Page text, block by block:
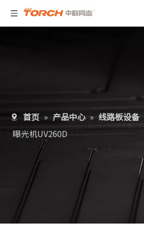
首页 » 产品中心 » 线路板设备
曝光机UV260D